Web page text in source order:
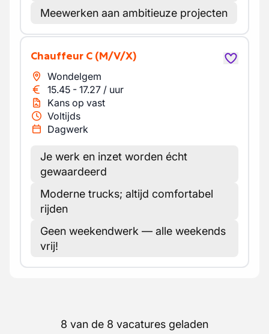
Meewerken aan ambitieuze projecten
Chauffeur C (M/V/X)
Wondelgem
15.45 - 17.27 / uur
Kans op vast
Voltijds
Dagwerk
Je werk en inzet worden écht
gewaardeerd
Moderne trucks; altijd comfortabel
rijden
Geen weekendwerk — alle weekends
vrij!
8 van de 8 vacatures geladen